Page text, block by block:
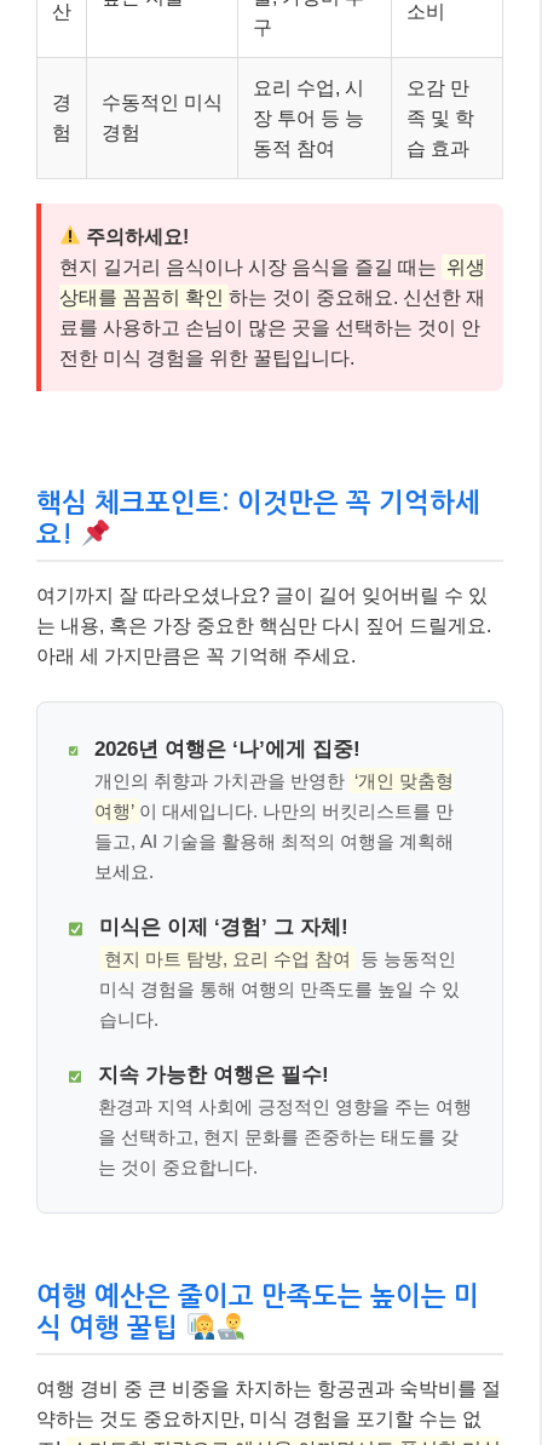
산
구
소비
경
험
수동적인 미식
경험
요리 수업, 시
장 투어 등 능
동적 참여
오감 만
족 및 학
습 효과
주의하세요!
현지 길거리 음식이나 시장 음식을 즐길 때는 위생
상태를 꼼꼼히 확인 하는 것이 중요해요. 신선한 재
료를 사용하고 손님이 많은 곳을 선택하는 것이 안
전한 미식 경험을 위한 꿀팁입니다.
핵심 체크포인트: 이것만은 꼭 기억하세
요!
여기까지 잘 따라오셨나요? 글이 길어 잊어버릴 수 있
는 내용, 혹은 가장 중요한 핵심만 다시 짚어 드릴게요.
아래 세 가지만큼은 꼭 기억해 주세요.
2026년 여행은 ‘나’에게 집중!
개인의 취향과 가치관을 반영한 ‘개인 맞춤형
여행’ 이 대세입니다. 나만의 버킷리스트를 만
들고, AI 기술을 활용해 최적의 여행을 계획해
보세요.
미식은 이제 ‘경험’ 그 자체!
현지 마트 탐방, 요리 수업 참여
등 능동적인
미식 경험을 통해 여행의 만족도를 높일 수 있
습니다.
지속 가능한 여행은 필수!
환경과 지역 사회에 긍정적인 영향을 주는 여행
을 선택하고, 현지 문화를 존중하는 태도를 갖
는 것이 중요합니다.
여행 예산은 줄이고 만족도는 높이는 미
식 여행 꿀팁
여행 경비 중 큰 비중을 차지하는 항공권과 숙박비를 절
약하는 것도 중요하지만, 미식 경험을 포기할 수는 없